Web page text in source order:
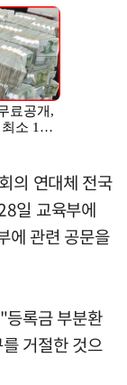
의 연대체 전국
일 교육부에
에 관련 공문을
등록금 부분환
거절한 것으